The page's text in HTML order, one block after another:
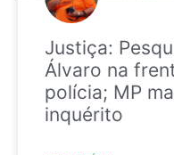
Justiça:
Álvaro na
polícia; MP
inquérito